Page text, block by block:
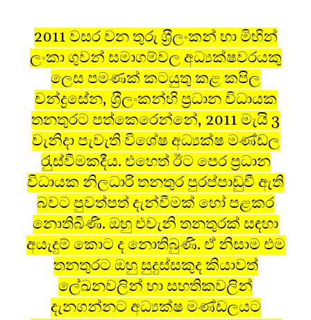
2011 වසර වන තුරු ශ‍්‍රීලංකන් හා මිහින්
ලංකා ගුවන් සමාගම්වල අධ්‍යක්ෂවරයකු
ලෙස පමණක් කටයුතු කළ කපිල
චන්ද්‍රසේන, ශ‍්‍රීලංකන්හි ප‍්‍රධාන විධායක
තනතුරට පත්කෙරෙන්නේ, 2011 මැයි 3
වැනිදා පැවැති විශේෂ අධ්‍යක්ෂ මණ්ඩල
රැුස්වීමකදීය. එහෙත් ඊට පෙර ප‍්‍රධාන
විධායක නිලධාරි තනතුර පුරප්පාඩුවී ඇති
බවට පුවත්පත් දැන්වීමක් හෝ පළකර
නොතිබිණි. ඔහු එවැනි තනතුරක් සඳහා
අයැදුම් කොට ද නොතිබුණි. ඒ නිසාම එම
තනතුරට ඔහු සුදුස්සකුද කියාවත්
ලේඛනවලින් හා සහතිකවලින්
දැනගන්නට අධ්‍යක්ෂ මණ්ඩලයට